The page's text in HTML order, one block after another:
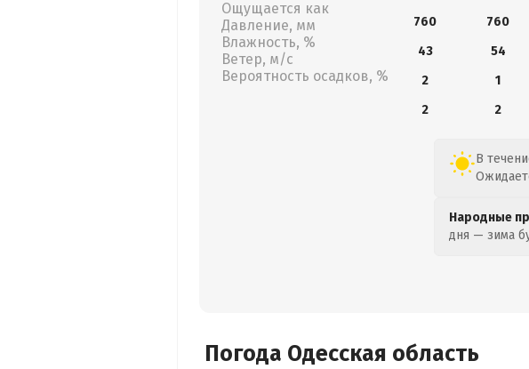
Ощущается как
Давление, мм
Влажность, %
Ветер, м/с
Вероятность осадков, %
760 760
43
54
2
1
2
2
В
Народные
дня — зима
Погода Одесская область